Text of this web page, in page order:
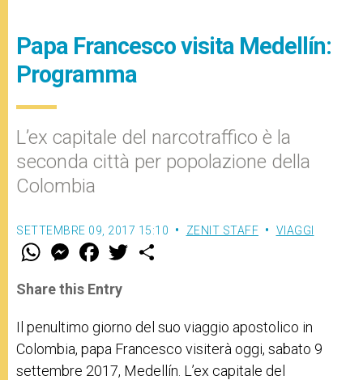
Papa Francesco visita Medellín:
Programma
L’ex capitale del narcotraffico è la
seconda città per popolazione della
Colombia
SETTEMBRE 09, 2017 15:10 ZENIT STAFF VIAGGI
W
t
s
p
p
M
e
s
e
g
e
r
F
a
e
b
o
k
w
Share this Entry
Il penultimo giorno del suo viaggio apostolico in
Colombia, papa Francesco visiterà oggi, sabato 9
settembre 2017, Medellín. L’ex capitale del